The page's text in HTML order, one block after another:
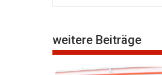
weitere Beiträge